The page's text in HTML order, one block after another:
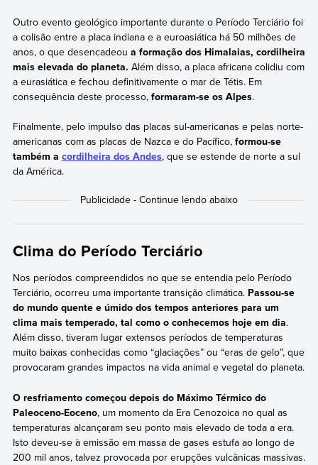
Outro evento geológico importante durante o Período Terciário foi
a colisão entre a placa indiana e a euroasiática há 50 milhões de
anos, o que desencadeou a formação dos Himalaias, cordilheira
mais elevada do planeta. Além disso, a placa africana colidiu com
a eurasiática e fechou definitivamente o mar de Tétis. Em
consequência deste processo, formaram-se os Alpes.
Finalmente, pelo impulso das placas sul-americanas e pelas norte-
americanas com as placas de Nazca e do Pacífico,formou-se
também a cordilheira dos Andes, que se estende de norte a sul
da América.
Clima do Período Terciário
Nos períodos compreendidos no que se entendia pelo Período
Terciário, ocorreu uma importante transição climática. Passou-se
do mundo quente e úmido dos tempos anteriores para um
clima mais temperado, tal como o conhecemos hoje em dia.
Além disso, tiveram lugar extensos períodos de temperaturas
muito baixas conhecidas como “glaciações” ou “eras de gelo”, que
provocaram grandes impactos na vida animal e vegetal do planeta.
O resfriamento começou depois do Máximo Térmico do
Paleoceno-Eoceno, um momento da Era Cenozoica no qual as
temperaturas alcançaram seu ponto mais elevado de toda a era.
Isto deveu-se à emissão em massa de gases estufa ao longo de
200 mil anos, talvez provocada por erupções vulcânicas massivas.